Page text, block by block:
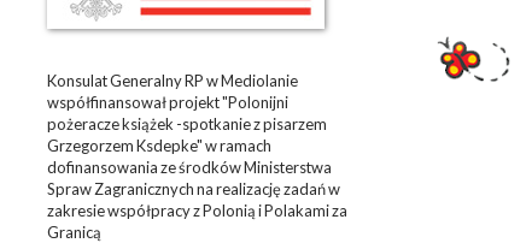
Konsulat Generalny RP w Mediolanie
współfinansował projekt "Polonijni
pożeracze książek -spotkanie z pisarzem
Grzegorzem Ksdepke" w ramach
dofinansowania ze środków Ministerstwa
Spraw Zagranicznych na realizację zadań w
zakresie współpracy z Polonią i Polakami za
Granicą